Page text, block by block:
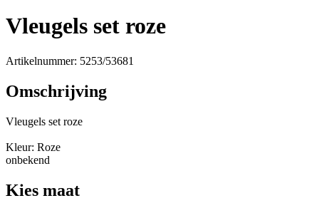
Vleugels set roze
Artikelnummer: 5253/53681
Omschrijving
Vleugels set roze
Kleur: Roze
onbekend
Kies maat